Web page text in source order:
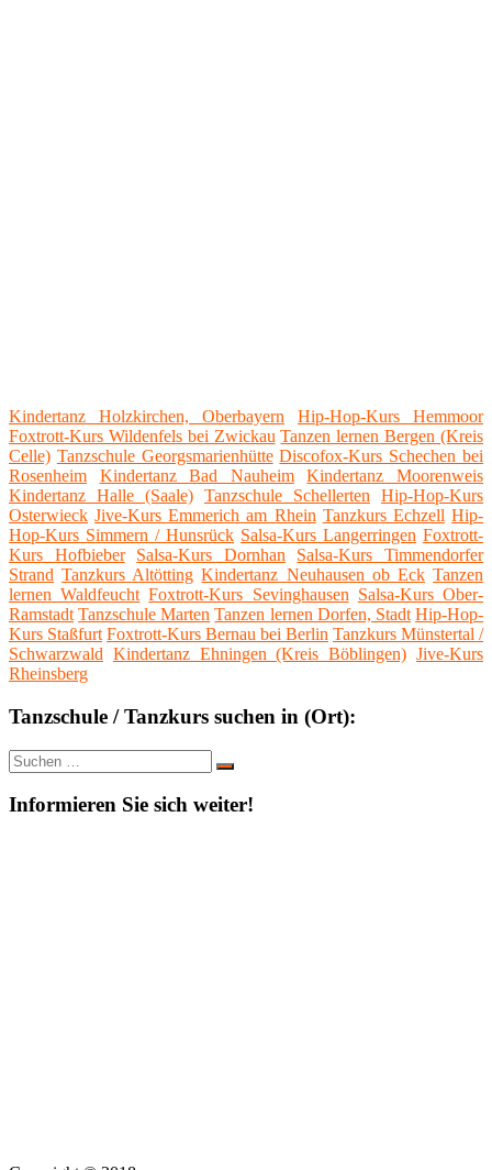
Kindertanz Holzkirchen, Oberbayern
Hip-Hop-Kurs Hemmoor
Foxtrott-Kurs Wildenfels bei Zwickau Tanzen lernen Bergen (Kreis
Celle) Tanzschule Georgsmarienhütte Discofox-Kurs Schechen bei
Rosenheim
Kindertanz Bad Nauheim
Kindertanz Moorenweis
Kindertanz Halle (Saale) Tanzschule Schellerten
Hip-Hop-Kurs
Osterwieck Jive-Kurs Emmerich am Rhein Tanzkurs Echzell Hip-
Hop-Kurs Simmern / Hunsrück Salsa-Kurs Langerringen Foxtrott-
Kurs Hofbieber
Salsa-Kurs Dornhan
Salsa-Kurs Timmendorfer
Strand Tanzkurs Altötting Kindertanz Neuhausen ob Eck Tanzen
lernen Waldfeucht Foxtrott-Kurs Sevinghausen Salsa-Kurs Ober-
Ramstadt Tanzschule Marten Tanzen lernen Dorfen, Stadt Hip-Hop-
Kurs Staßfurt Foxtrott-Kurs Bernau bei Berlin Tanzkurs Münstertal /
Schwarzwald Kindertanz Ehningen (Kreis Böblingen) Jive-Kurs
Rheinsberg
Tanzschule / Tanzkurs suchen in (Ort):
Suche
nach:
Suchen
Informieren Sie sich weiter!